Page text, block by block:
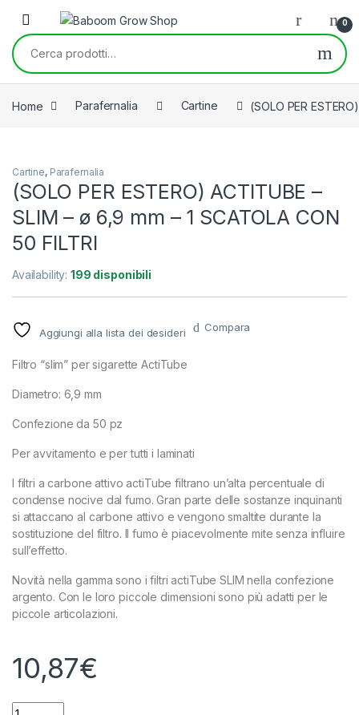
Skip to navigation
Skip to content
0
Cerca:
Home Parafernalia Cartine (SOLO PER
Cartine, Parafernalia
(SOLO PER ESTERO) ACTITUBE –
SLIM – ø 6,9 mm – 1 SCATOLA CON
50 FILTRI
Availability:199 disponibili
Aggiungi alla lista dei desideri Compara
Filtro “slim” per sigarette ActiTube
Diametro: 6,9 mm
Confezione da 50 pz
Per avvitamento e per tutti i laminati
I filtri a carbone attivo actiTube filtrano un’alta percentuale di
condense nocive dal fumo. Gran parte delle sostanze inquinanti
si attaccano al carbone attivo e vengono smaltite durante la
sostituzione del filtro. Il fumo è piacevolmente mite senza influire
sull’effetto.
Novità nella gamma sono i filtri actiTube SLIM nella confezione
argento. Con le loro piccole dimensioni sono più adatti per le
piccole articolazioni.
10,87€
(SOLO PER ESTERO) ACTITUBE - SLIM - ø 6,9 mm - 1